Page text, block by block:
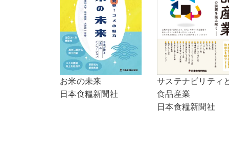
お米の未来
日本食糧新聞社
サステナビリティ
食品産業
日本食糧新聞社